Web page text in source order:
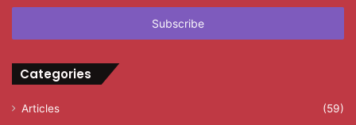
Email
Categories
Articles (59)